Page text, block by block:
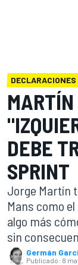
DECLARACIONES
MARTÍN
DEBE
SPRINT
Jorge Martín
Mans como
algo más
sin
Germán
Publicado: 8